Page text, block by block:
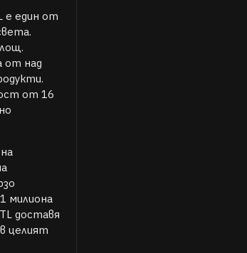
е един от
от над
от 16
милиона
доставя
целият